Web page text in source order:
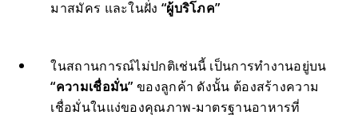
มาสมัคร และในฝั่ง “ผู้บริโภค”
ในสถานการณ์ไม่ปกติเช่นนี้ เป็นการทำงานอยู่บน
“ความเชื่อมั่น” ของลูกค้า ดังนั้น ต้องสร้างความ
เชื่อมั่นในแง่ของคุณภาพ-มาตรฐานอาหารที่